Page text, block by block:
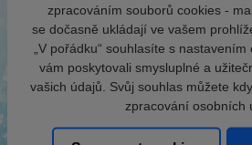
zpracováním souborů cookies -
se dočasně ukládají ve vašem
„V pořádku“ souhlasíte s
vám poskytovali smysluplné a
vašich údajů. Svůj souhlas můžete
zpracování osobních